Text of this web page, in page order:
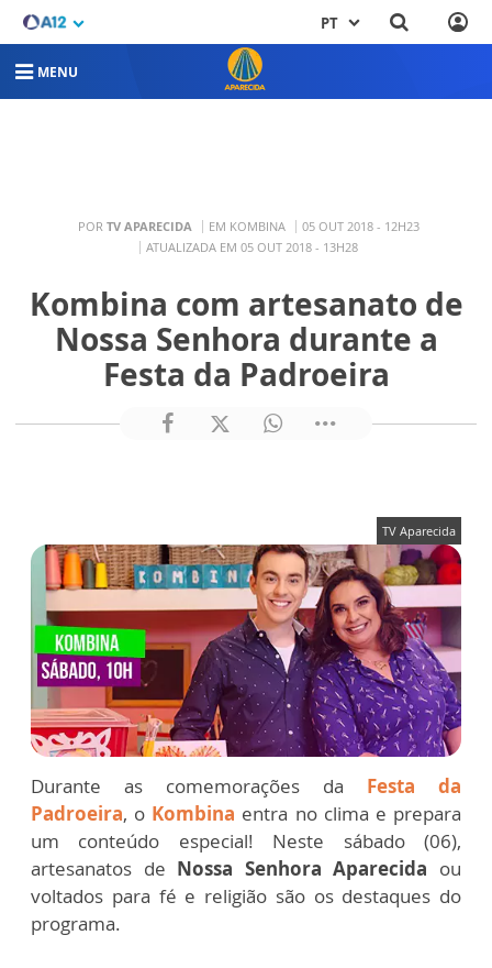
PT
MENU
POR TV APARECIDA EM KOMBINA
05 OUT 2018 - 12H23
ATUALIZADA EM 05 OUT 2018 - 13H28
Kombina com artesanato de
Nossa Senhora durante a
Festa da Padroeira
TV Aparecida
Durante as comemorações da Festa da
Padroeira, o Kombina entra no clima e prepara
um conteúdo especial! Neste sábado (06),
artesanatos de Nossa Senhora Aparecida ou
voltados para fé e religião são os destaques do
programa.